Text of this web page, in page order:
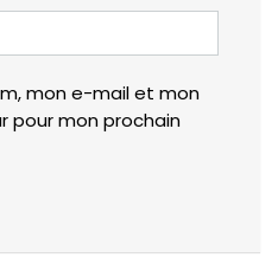
mon e-mail et mon
pour mon prochain